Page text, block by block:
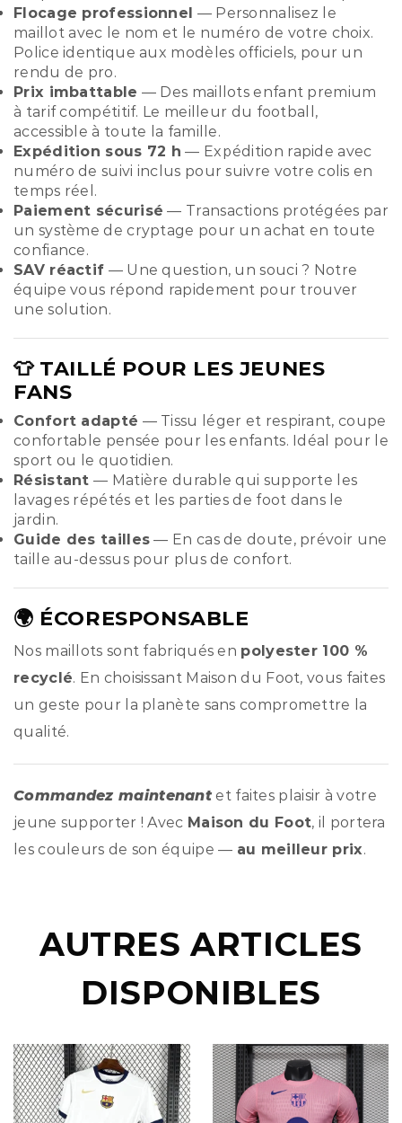
Flocage professionnel — Personnalisez le
maillot avec le nom et le numéro de votre choix.
Police identique aux modèles officiels, pour un
rendu de pro.
Prix imbattable — Des maillots enfant premium
à tarif compétitif. Le meilleur du football,
accessible à toute la famille.
Expédition sous 72 h — Expédition rapide avec
numéro de suivi inclus pour suivre votre colis en
temps réel.
Paiement sécurisé — Transactions protégées par
un système de cryptage pour un achat en toute
confiance.
SAV réactif — Une question, un souci ? Notre
équipe vous répond rapidement pour trouver
une solution.
👕 TAILLÉ POUR LES JEUNES
FANS
Confort adapté — Tissu léger et respirant, coupe
confortable pensée pour les enfants. Idéal pour le
sport ou le quotidien.
Résistant — Matière durable qui supporte les
lavages répétés et les parties de foot dans le
jardin.
Guide des tailles — En cas de doute, prévoir une
taille au-dessus pour plus de confort.
🌍 ÉCORESPONSABLE
Nos maillots sont fabriqués en polyester 100 %
recyclé. En choisissant Maison du Foot, vous faites
un geste pour la planète sans compromettre la
qualité.
Commandez maintenant et faites plaisir à votre
jeune supporter ! Avec Maison du Foot, il portera
les couleurs de son équipe — au meilleur prix.
AUTRES ARTICLES
DISPONIBLES